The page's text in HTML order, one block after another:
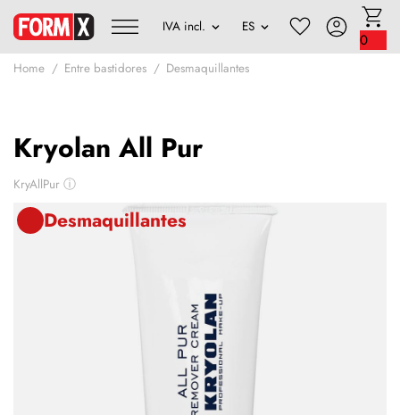
0
Home Entre bastidores Desmaquillantes
Kryolan All Pur
KryAllPur ⓘ
Desmaquillantes